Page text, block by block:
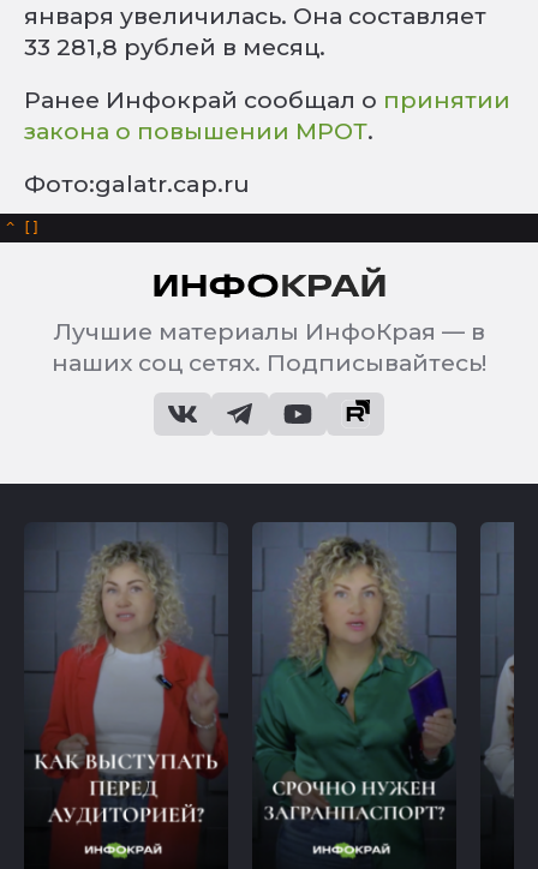
января увеличилась. Она составляет
33 281,8 рублей в месяц.
Ранее Инфокрай сообщал о принятии
закона о повышении МРОТ.
Фото:galatr.cap.ru
^
Лучшие материалы ИнфоКрая — в
наших соц сетях. Подписывайтесь!